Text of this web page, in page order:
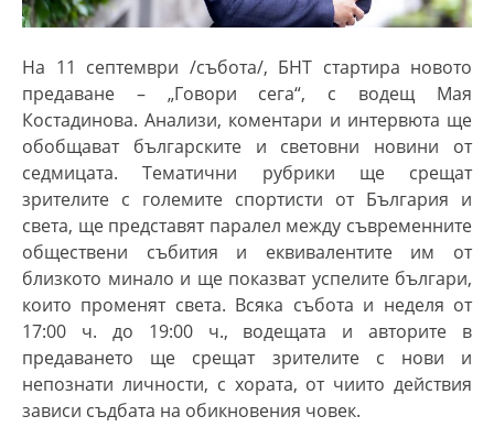
На 11 септември /събота/, БНТ стартира новото
предаване – „Говори сега“, с водещ Мая
Костадинова.Анализи, коментари и интервюта ще
обобщават българските и световни новини от
седмицата.Tематични рубрики ще срещат
зрителите с големите спортисти от България и
света, ще представят паралел между съвременните
обществени събития и еквивалентите им от
близкото минало и ще показват успелите българи,
които променят света. Всяка събота и неделя от
17:00 ч. до 19:00 ч., водещата иавторите в
предаването ще срещат зрителите с нови и
непознати личности, с хората, от чиито действия
зависи съдбата на обикновения човек.